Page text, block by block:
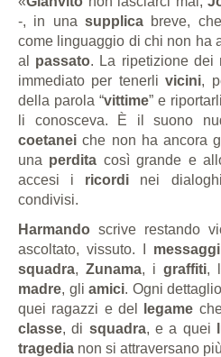
-, in una supplica breve,
come linguaggio di chi non ha
al passato. La ripetizione dei
immediato per tenerlivicini,
della parola “vittime” e
li conosceva. È il suono
coetanei che non ha ancora
una perdita così grande e
accesi i ricordi nei
condivisi.
Harmando scrive restando
ascoltato, vissuto. I messaggi
squadra, Zunama, i graffiti,
madre, gli amici. Ogni
quei ragazzi e del
legame
classe, di squadra, e a quei
tragedia non si attraversano